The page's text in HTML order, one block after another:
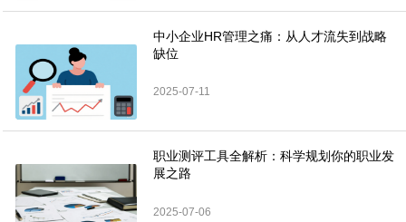
中小企业HR管理之痛：从人才流失到战略
缺位
2025-07-11
职业测评工具全解析：科学规划你的职业发
展之路
2025-07-06